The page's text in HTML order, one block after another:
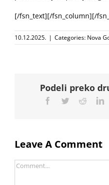
[/fsn_text][/fsn_column][/
10.12.2025. | Categories: Nova
Podeli preko
Facebook
TwitterReddit
Leave A Comment
Comment